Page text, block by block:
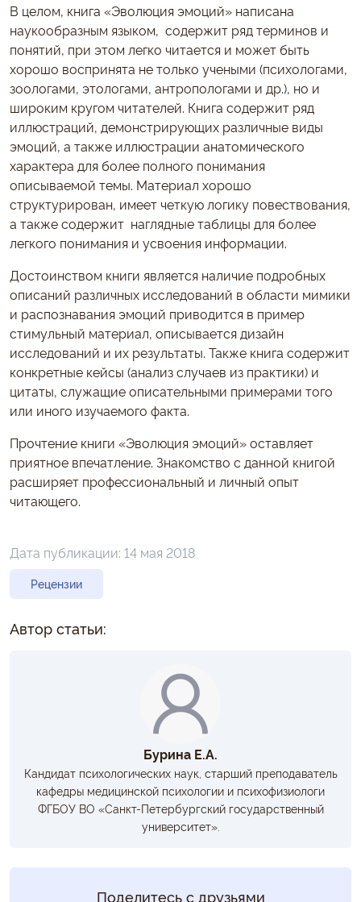
В целом, книга «Эволюция эмоций» написана
наукообразным языком, содержит ряд терминов и
понятий, при этом легко читается и может быть
хорошо воспринята не только учеными (психологами,
зоологами, этологами, антропологами и др.), но и
широким кругом читателей. Книга содержит ряд
иллюстраций, демонстрирующих различные виды
эмоций, а также иллюстрации анатомического
характера для более полного понимания
описываемой темы. Материал хорошо
структурирован, имеет четкую логику повествования,
а также содержит наглядные таблицы для более
легкого понимания и усвоения информации.
Достоинством книги является наличие подробных
описаний различных исследований в области мимики
и распознавания эмоций приводится в пример
стимульный материал, описывается дизайн
исследований и их результаты. Также книга содержит
конкретные кейсы (анализ случаев из практики) и
цитаты, служащие описательными примерами того
или иного изучаемого факта.
Прочтение книги «Эволюция эмоций» оставляет
приятное впечатление. Знакомство с данной книгой
расширяет профессиональный и личный опыт
читающего.
Дата публикации: 14 мая 2018
Рецензии
Автор статьи:
Бурина Е.А.
Кандидат психологических наук, старший преподаватель
кафедры медицинской психологии и психофизиологи
ФГБОУ ВО «Санкт-Петербургский государственный
университет».
Поделитесь с друзьями